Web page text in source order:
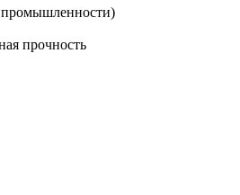
прочность